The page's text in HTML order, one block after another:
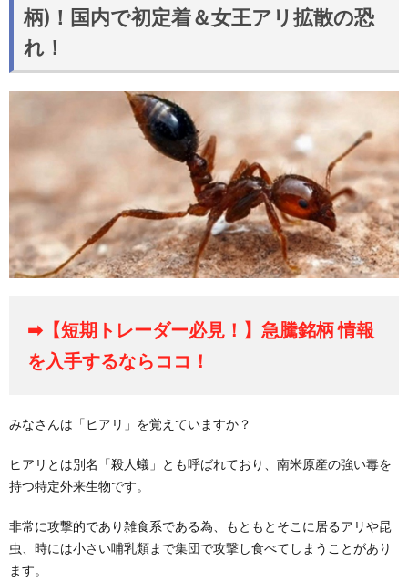
柄)！国内で初定着＆女王アリ拡散の恐
れ！
➡【短期トレーダー必見！】急騰銘柄 情報
を入手するならココ！
みなさんは「ヒアリ」を覚えていますか？
ヒアリとは別名「殺人蟻」とも呼ばれており、南米原産の強い毒を
持つ特定外来生物です。
非常に攻撃的であり雑食系である為、もともとそこに居るアリや昆
虫、時には小さい哺乳類まで集団で攻撃し食べてしまうことがあり
ます。